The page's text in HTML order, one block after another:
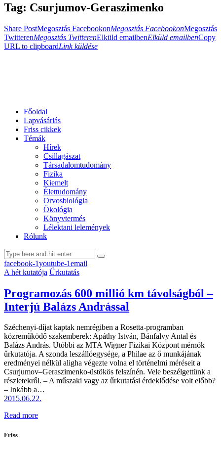
Tag: Csurjumov-Geraszimenko
Share PostMegosztás FacebookonMegosztás FacebookonMegosztás
TwitterenMegosztás TwitterenElküld emailbenElküld emailbenCopy
URL to clipboardLink küldése
Főoldal
Lapvásárlás
Friss cikkek
Témák
Hírek
Csillagászat
Társadalomtudomány
Fizika
Kiemelt
Élettudomány
Orvosbiológia
Ökológia
Könyvtermés
Lélektani lelemények
Rólunk
facebook-1youtube-1email
A hét kutatója Űrkutatás
Programozás 600 millió km távolságból –
Interjú Balázs Andrással
Széchenyi-díjat kaptak nemrégiben a Rosetta-programban
közreműködő szakemberek: Apáthy István, Bánfalvy Antal és
Balázs András. Utóbbi az MTA Wigner Fizikai Központ mérnök
űrkutatója. A szonda leszállóegysége, a Philae az ő munkájának
eredményei nélkül aligha végezte volna el történelmi méréseit a
Csurjumov–Geraszimenko-üstökös felszínén. Vele beszélgettünk a
részletekről. – A műszaki vagy az űrkutatási érdeklődése volt előbb?
– Inkább a…
2015.06.22.
Read more
Friss